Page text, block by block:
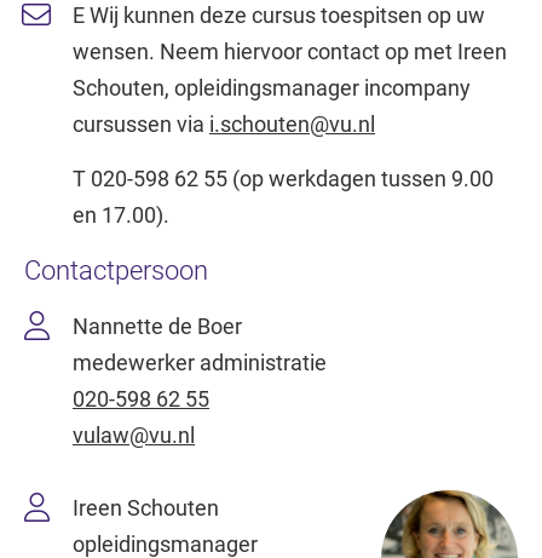
E Wij kunnen deze cursus toespitsen op uw
wensen. Neem hiervoor contact op met Ireen
Schouten, opleidingsmanager incompany
cursussen via i.schouten@vu.nl
T 020-598 62 55 (op werkdagen tussen 9.00
en 17.00).
Contactpersoon
Nannette de Boer
medewerker administratie
020-598 62 55
vulaw@vu.nl
Ireen Schouten
opleidingsmanager